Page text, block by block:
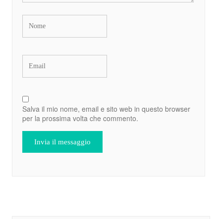
Salva il mio nome, email e sito web in questo browser
per la prossima volta che commento.